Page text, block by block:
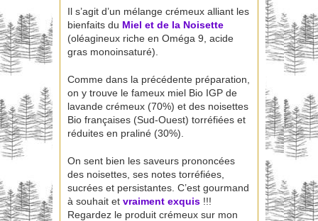
Il s’agit d’un mélange crémeux alliant les
bienfaits du Miel et de la Noisette
(oléagineux riche en Oméga 9, acide
gras monoinsaturé).
Comme dans la précédente préparation,
on y trouve le fameux miel Bio IGP de
lavande crémeux (70%) et des noisettes
Bio françaises (Sud-Ouest) torréfiées et
réduites en praliné (30%).
On sent bien les saveurs prononcées
des noisettes, ses notes torréfiées,
sucrées et persistantes. C’est gourmand
à souhait et vraiment exquis !!!
Regardez le produit crémeux sur mon